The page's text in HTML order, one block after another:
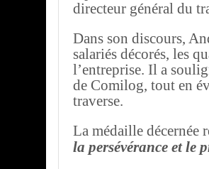
directeur général du
Dans son discours,
salariés décorés, les
l’entreprise. Il a
de Comilog, tout en
traverse.
La médaille décernée
la persévérance et le